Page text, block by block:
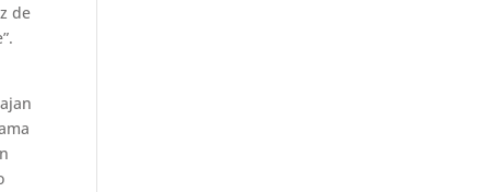
de